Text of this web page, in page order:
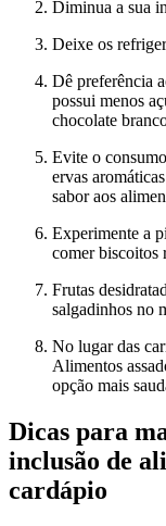
Diminua a sua
Deixe os
Dê preferência
possui menos
chocolate
Evite o
ervas
sabor aos
Experimente a
comer biscoitos
Frutas
salgadinhos no
No lugar das
Alimentos
opção mais
Dicas para
inclusão de
cardápio